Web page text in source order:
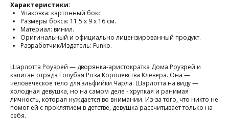
Характеристики:
Упаковка: картонный бокс.
Размеры бокса: 11.5 х 9 х 16 см.
Материал: винил.
Оригинальный и официально лицензированный продукт.
Разработчик/Издатель: Funko.
Шарлотта Роузрей — дворянка-аристократка Дома Роузрей и
капитан отряда Голубая Роза Королевства Клевера. Она —
человеческое тело для эльфийки Чарла. Шарлотта на виду —
холодная девушка, но на самом деле - хрупкая и ранимая
личность, которая нуждается во внимании. Из-за того, что никто не
помог ей с проклятием в детстве, девушка рассчитывает только на
себя.